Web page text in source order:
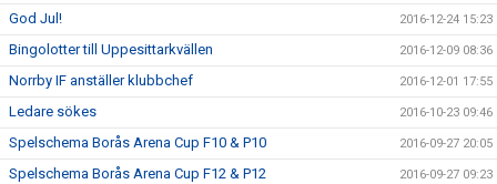
God Jul! 2016-12-24 15:23
Bingolotter till Uppesittarkvällen 2016-12-09 08:36
Norrby IF anställer klubbchef 2016-12-01 17:55
Ledare sökes 2016-10-23 09:46
Spelschema Borås Arena Cup F10 & P10 2016-09-27 20:05
Spelschema Borås Arena Cup F12 & P12 2016-09-27 09:23